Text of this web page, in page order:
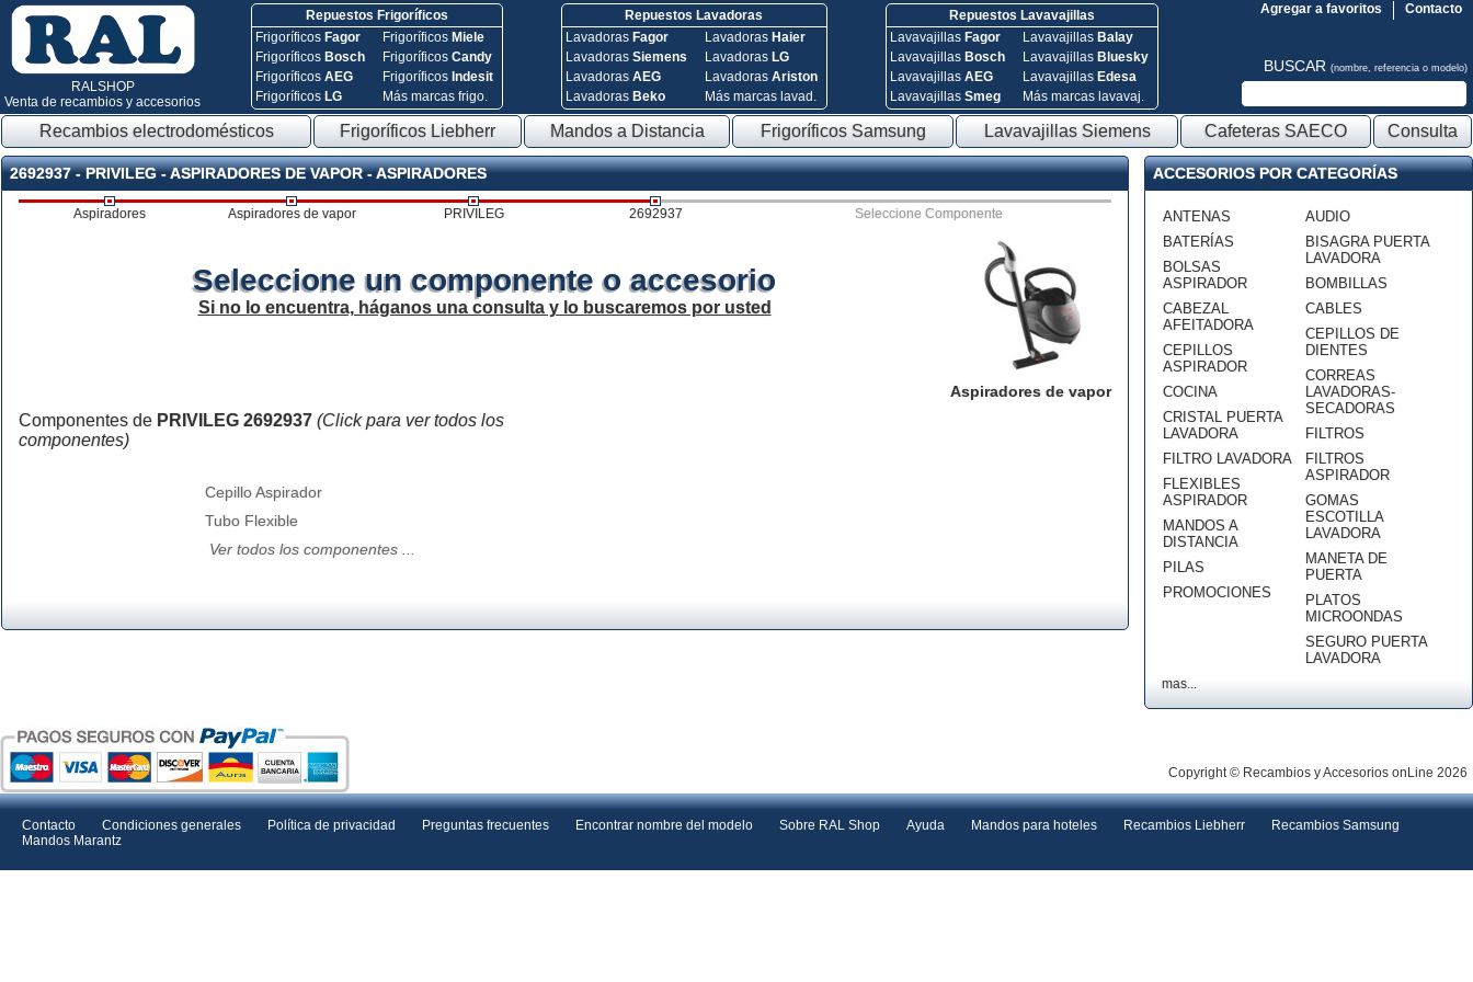
RALSHOP
Venta de recambios y accesorios
Repuestos Frigoríficos
Frigoríficos Fagor
Frigoríficos Bosch
FrigoríficosAEG
Frigoríficos LG
Frigoríficos Miele
FrigoríficosCandy
Frigoríficos Indesit
Más marcas frigo.
Repuestos Lavadoras
Lavadoras Fagor
Lavadoras Siemens
Lavadoras AEG
Lavadoras Beko
Lavadoras Haier
Lavadoras LG
Lavadoras Ariston
Más marcas lavad.
Repuestos Lavavajillas
Lavavajillas Fagor
Lavavajillas Bosch
Lavavajillas AEG
Lavavajillas Smeg
Lavavajillas Balay
Lavavajillas Bluesky
Lavavajillas Edesa
Más marcas lavavaj.
Contacto
Agregar a favoritos
BUSCAR (nombre, referencia o modelo)
Recambios electrodomésticos Frigoríficos Liebherr Mandos a Distancia Frigoríficos Samsung Lavavajillas Siemens Cafeteras SAECO Consulta
2692937 - PRIVILEG - ASPIRADORES DE VAPOR - ASPIRADORES
Aspiradores Aspiradores de vapor PRIVILEG 2692937 Seleccione Componente
Aspiradores de vapor
Seleccione un componente o accesorio
Si no lo encuentra, háganos una consulta y lo buscaremos por usted
Componentes de PRIVILEG 2692937 (Click para ver todos los
componentes)
Cepillo Aspirador
Tubo Flexible
Ver todos los componentes ...
ACCESORIOS POR CATEGORÍAS
ANTENAS
BATERÍAS
BOLSAS
ASPIRADOR
CABEZAL
AFEITADORA
CEPILLOS
ASPIRADOR
COCINA
CRISTAL PUERTA
LAVADORA
FILTRO LAVADORA
FLEXIBLES
ASPIRADOR
MANDOS A
DISTANCIA
PILAS
PROMOCIONES
AUDIO
BISAGRA PUERTA
LAVADORA
BOMBILLAS
CABLES
CEPILLOS DE
DIENTES
CORREAS
LAVADORAS-
SECADORAS
FILTROS
FILTROS
ASPIRADOR
GOMAS
ESCOTILLA
LAVADORA
MANETA DE
PUERTA
PLATOS
MICROONDAS
SEGURO PUERTA
LAVADORA
mas...
Copyright © Recambios y Accesorios onLine 2026
Contacto Condiciones generales Política de privacidad Preguntas frecuentes Encontrar nombre del modelo Sobre RAL Shop Ayuda Mandos para hoteles Recambios Liebherr
Recambios Samsung
Mandos Marantz